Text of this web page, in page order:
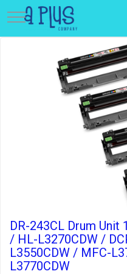
DR-243CL Drum Unit
/ HL-L3270CDW /
L3550CDW / MFC-
L3770CDW